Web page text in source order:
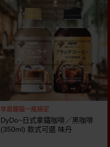
早晨醒腦一瓶搞定
DyDo~日式拿鐵咖啡／黑咖啡
(350ml) 款式可選 味丹